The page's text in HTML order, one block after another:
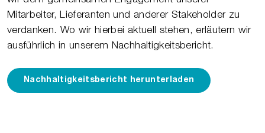
Mitarbeiter, Lieferanten und anderer Stakeholder zu
verdanken. Wo wir hierbei aktuell stehen, erläutern wir
ausführlich in unserem Nachhaltigkeitsbericht.
Nachhaltigkeitsbericht herunterladen